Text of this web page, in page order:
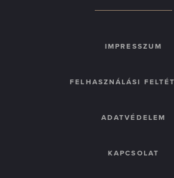
IMPRESSZUM
FELHASZNÁLÁSI
ADATVÉDELEM
KAPCSOLAT